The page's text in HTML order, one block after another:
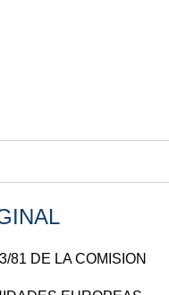
81 DE LA COMISION